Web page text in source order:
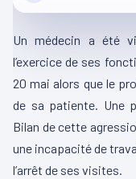
Un médecin a été
l’exercice de ses
20 mai alors que le
de sa patiente. Une
Bilan de cette
une incapacité de
l’arrêt de ses visites.